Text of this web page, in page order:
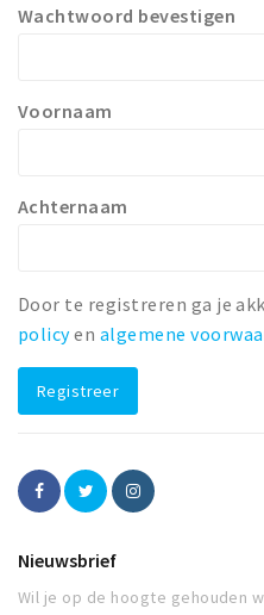
Recreatief
Winkelgebieden
Bezienswaardigheden
Toeristische routes
Natuurgebieden
Baroniepoorten
Privacy
Inloggen
Wachtwoord bevestigen
Voornaam
Achternaam
Door te registreren ga je
policyen algemene
Registreer
Nieuwsbrief
Wil je op de hoogte gehouden